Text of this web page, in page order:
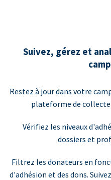
Suivez, gérez et
Restez à jour dans votre
plateforme de
Vérifiez les niveaux
dossiers et
Filtrez les donateurs en
d'adhésion et des dons.